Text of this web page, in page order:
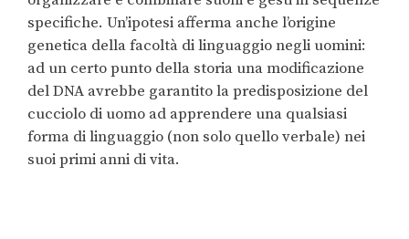
specifiche. Un’ipotesi afferma anche l’origine
genetica della facoltà di linguaggio negli uomini:
ad un certo punto della storia una modificazione
del DNA avrebbe garantito la predisposizione del
cucciolo di uomo ad apprendere una qualsiasi
forma di linguaggio (non solo quello verbale) nei
suoi primi anni di vita.